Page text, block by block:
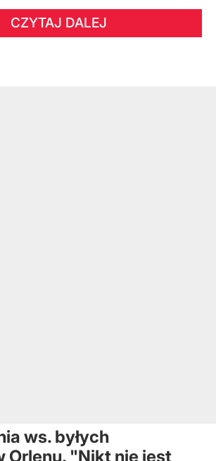
CZYTAJ DALEJ
ws. byłych
Orlenu. "Nikt nie jest